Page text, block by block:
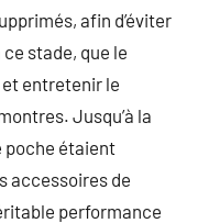
afin d’éviter
ce stade, que le
entretenir le
Jusqu’à la
poche étaient
accessoires de
performance